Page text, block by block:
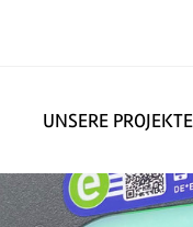
UNSERE PROJEKTE